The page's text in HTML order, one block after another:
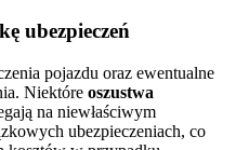
ubezpieczeń
pojazdu oraz ewentualne
Niektóre oszustwa
na niewłaściwym
ubezpieczeniach, co